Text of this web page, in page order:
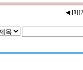
◀ [1]